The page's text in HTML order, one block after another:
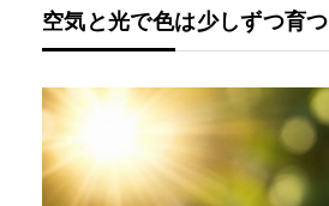
空気と光で色は少しずつ育つ